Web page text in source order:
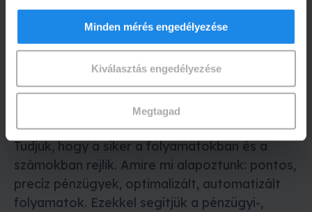
Minden mérés engedélyezése
Kiválasztás engedélyezése
Megtagad
Sikeres vállalkozás a sikeres
A cégről
Tudjuk, hogy a siker a folyamatokban és a
számokban rejlik. Amire mi alapoztunk: pontos,
precíz pénzügyek, optimalizált, automatizált
folyamatok. Ezekkel segítjük a pénzügyi-,